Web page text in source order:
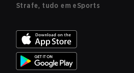
Strafe, tudo em eSports